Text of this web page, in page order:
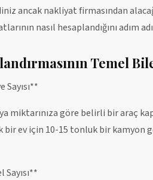
ancak nakliyat firmasından
nasıl hesaplandığını adım
Temel
Sayısı**
miktarınıza göre belirli bir araç
ev için 10-15 tonluk bir kamyon